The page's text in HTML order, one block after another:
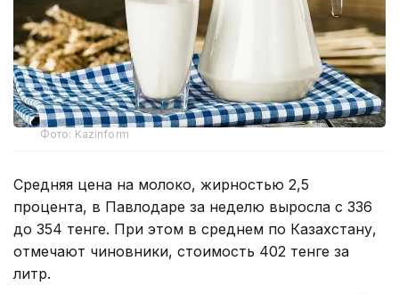
Фото: Kazinform
Средняя цена на молоко, жирностью 2,5
процента, в Павлодаре за неделю выросла с 336
до 354 тенге. При этом в среднем по Казахстану,
отмечают чиновники, стоимость 402 тенге за
литр.